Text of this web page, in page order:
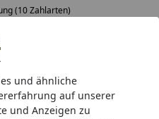
und ähnliche
auf unserer
und Anzeigen zu
(10 Zahlarten)
Wege Wasserhahn